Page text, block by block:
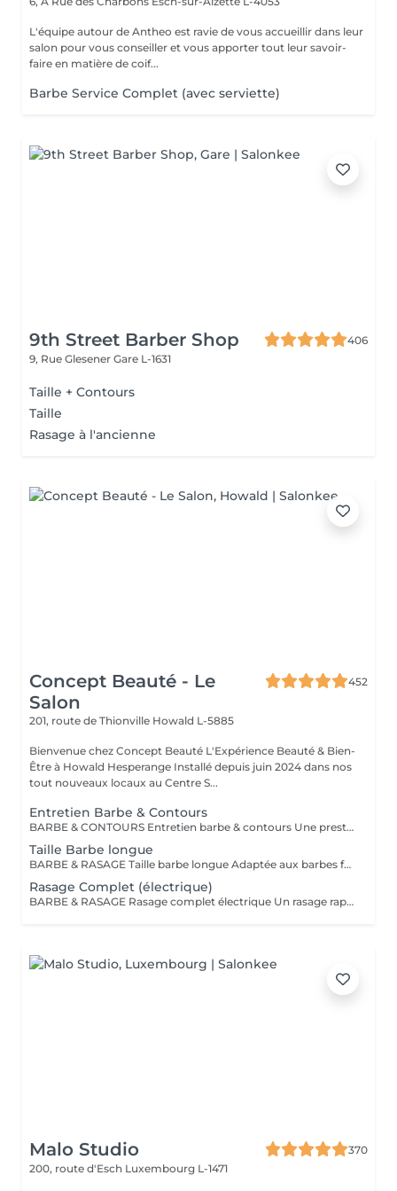
L'équipe autour de Antheo est ravie de vous accueillir dans leur
salon pour vous conseiller et vous apporter tout leur savoir-
faire en matière de coif...
Barbe Service Complet (avec serviette)
9th Street Barber Shop
406
9, Rue Glesener Gare L-1631
Taille + Contours
Taille
Rasage à l'ancienne
Concept Beauté - Le
Salon
452
201, route de Thionville Howald L-5885
Bienvenue chez Concept Beauté L'Expérience Beauté & Bien-
Être à Howald Hesperange Installé depuis juin 2024 dans nos
tout nouveaux locaux au Centre S...
Entretien Barbe & Contours
BARBE & CONTOURS Entretien barbe & contours Une prestation idéale pour entretenir votre barbe et lui donner une forme nette et soignée. Cyril redéfinit les contours avec précision et travaille la longueur pour un résultat harmonieux. Finition aux ciseaux et à la tondeuse. Bienvenue dans notre espace Barber avec Cyril, notre expert barbier Nous accueillons notre clientèle masculine dans un espace Barber élégant et moderne, où Cyril, notre barbier, met son expertise au service de votre style. Que ce soit pour une coupe de cheveux impeccable ou un soin de barbe sur mesure, chaque prestation est réalisée avec précision et savoir-faire, dans une ambiance conviviale et raffinée.
Taille Barbe longue
BARBE & RASAGE Taille barbe longue Adaptée aux barbes fournies et longues, cette prestation permet d'équilibrer les volumes et de structurer votre barbe tout en respectant votre style. La coupe est réalisée aux ciseaux et à la tondeuse, avec des soins spécifiques pour nourrir et discipliner le poil. Bienvenue dans notre espace Barber avec Cyril, notre expert barbier Nous accueillons notre clientèle masculine dans un espace Barber élégant et moderne, où Cyril, notre barbier, met son expertise au service de votre style. Que ce soit pour une coupe de cheveux impeccable ou un soin de barbe sur mesure, chaque prestation est réalisée avec précision et savoir-faire, dans une ambiance conviviale et raffinée.
Rasage Complet (électrique)
BARBE & RASAGE Rasage complet électrique Un rasage rapide et efficace réalisé à la tondeuse et à la shavette électrique, idéal pour un look soigné et sans irritation. Bienvenue dans notre espace Barber avec Cyril, notre expert barbier Nous accueillons notre clientèle masculine dans un espace Barber élégant et moderne, où Cyril, notre barbier, met son expertise au service de votre style. Que ce soit pour une coupe de cheveux impeccable ou un soin de barbe sur mesure, chaque prestation est réalisée avec précision et savoir-faire, dans une ambiance conviviale et raffinée.
Malo Studio
370
200, route d'Esch Luxembourg L-1471